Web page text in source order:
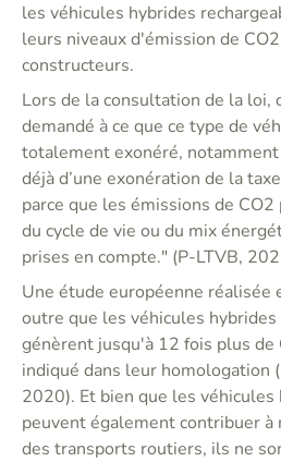
les véhicules hybrides
leurs niveaux d'émission de
constructeurs.
Lors de la consultation de la loi,
demandé à ce que ce type de
totalement exonéré, notamment
déjà d’une exonération de la
parce que les émissions de CO2
du cycle de vie ou du mix
prises en compte." (P-LTVB,
Une étude européenne réalisée
outre que les véhicules hybrides
génèrent jusqu'à 12 fois plus de
indiqué dans leur homologation
2020). Et bien que les
peuvent également contribuer
des transports routiers, ils ne